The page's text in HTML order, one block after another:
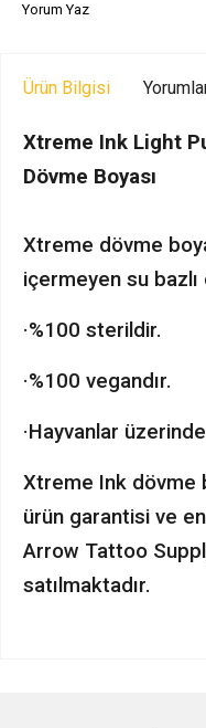
Yorum Yaz
Ürün Bilgisi
Xtreme Ink Light
Dövme Boyası
Xtreme dövme
içermeyen su bazlı
·%100 sterildir.
·%100 vegandır.
·Hayvanlar
Xtreme Ink dövme
ürün garantisi ve
Arrow Tattoo
satılmaktadır.